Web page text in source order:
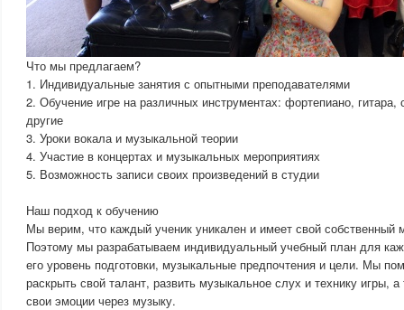
Что мы предлагаем?
1. Индивидуальные занятия с опытными преподавателями
2. Обучение игре на различных инструментах: фортепиано, гитара,
другие
3. Уроки вокала и музыкальной теории
4. Участие в концертах и музыкальных мероприятиях
5. Возможность записи своих произведений в студии
Наш подход к обучению
Мы верим, что каждый ученик уникален и имеет свой собственный
Поэтому мы разрабатываем индивидуальный учебный план для
его уровень подготовки, музыкальные предпочтения и цели. Мы
раскрыть свой талант, развить музыкальное слух и технику игры,
свои эмоции через музыку.